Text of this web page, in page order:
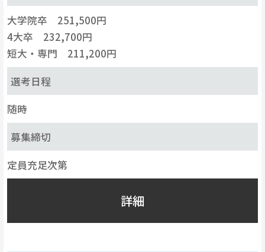
大学院卒 251,500円
4大卒 232,700円
短大・専門 211,200円
選考日程
随時
募集締切
定員充足次第
詳細